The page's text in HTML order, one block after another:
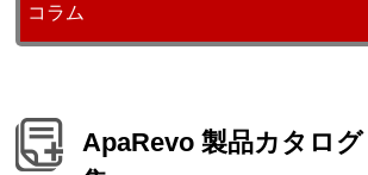
コラム
ApaRevo 製品カタログ